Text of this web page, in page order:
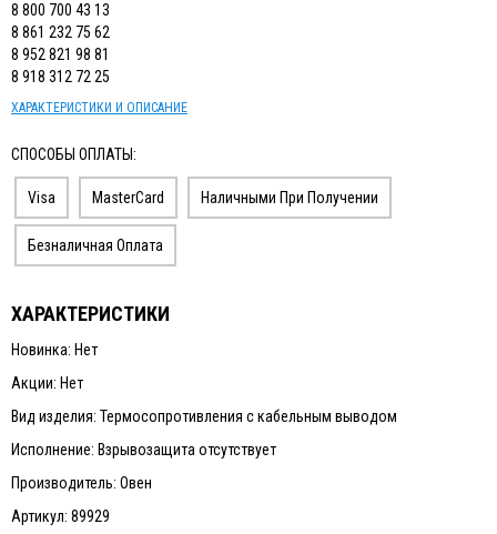
8 800 700 43 13
8 861 232 75 62
8 952 821 98 81
8 918 312 72 25
ХАРАКТЕРИСТИКИ И ОПИСАНИЕ
СПОСОБЫ ОПЛАТЫ:
Visa MasterCard Наличными При Получении
Безналичная Оплата
ХАРАКТЕРИСТИКИ
Новинка: Нет
Акции: Нет
Вид изделия: Термосопротивления с кабельным выводом
Исполнение: Взрывозащита отсутствует
Производитель: Овен
Артикул: 89929